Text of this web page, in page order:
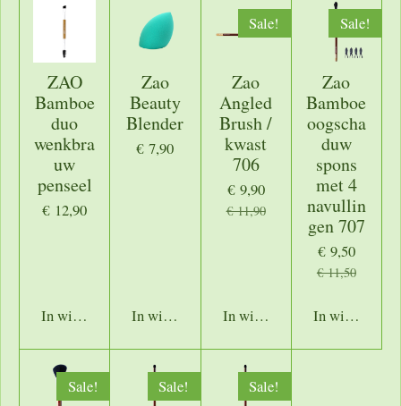
ZAO
Bamboe
duo
wenkbra
uw
penseel
€ 12,90
In winkelwagen
Zao
Beauty
Blender
€ 7,90
In winkelwagen
Sale!
Zao
Angled
Brush /
kwast
706
€ 9,90
€ 11,90
In winkelwagen
Sale!
Zao
Bamboe
oogscha
duw
spons
met 4
navullin
gen 707
€ 9,50
€ 11,50
In
Sale! Sale! Sale!